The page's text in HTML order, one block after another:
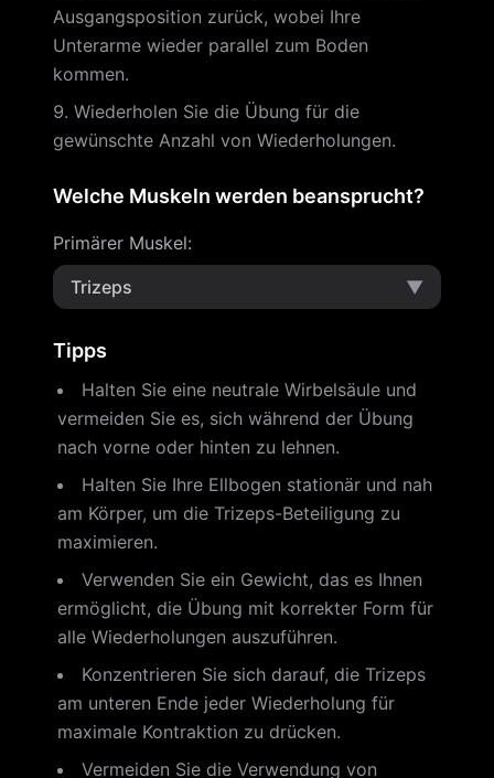
Ausgangsposition zurück, wobei Ihre
Unterarme wieder parallel zum Boden
kommen.
Wiederholen Sie die Übung für die
gewünschte Anzahl von Wiederholungen.
Welche Muskeln werden beansprucht?
Primärer Muskel:
Trizeps
▼
Tipps
Halten Sie eine neutrale Wirbelsäule und
vermeiden Sie es, sich während der Übung
nach vorne oder hinten zu lehnen.
Halten Sie Ihre Ellbogen stationär und nah
am Körper, um die Trizeps-Beteiligung zu
maximieren.
Verwenden Sie ein Gewicht, das es Ihnen
ermöglicht, die Übung mit korrekter Form für
alle Wiederholungen auszuführen.
Konzentrieren Sie sich darauf, die Trizeps
am unteren Ende jeder Wiederholung für
maximale Kontraktion zu drücken.
Vermeiden Sie die Verwendung von